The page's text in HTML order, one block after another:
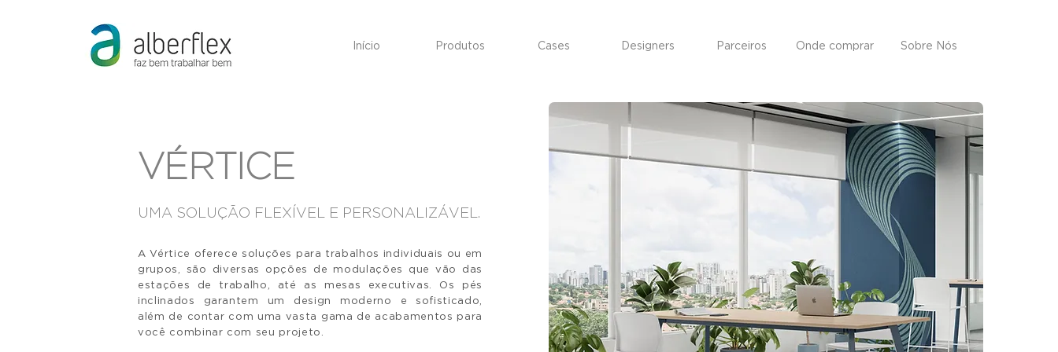
Início Produtos Cases Designers Parceiros Onde comprar Sobre Nós
VÉRTICE
UMA SOLUÇÃO FLEXÍVEL E PERSONALIZÁVEL.
A Vértice oferece soluções para trabalhos individuais
ou em
grupos, são diversas opções de modulações que vão das
estações de trabalho, até as mesas executivas. Os pés
inclinados garantem um design moderno e sofisticado,
além de contar com uma vasta gama de acabamentos para
você combinar com seu projeto.